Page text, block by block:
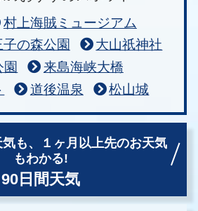
村上海賊ミュージアム
子の森公園
大山祇神社
来島海峡大橋
道後温泉 松山城
も、
１ヶ月以上先のお天気
もわかる!
90日間天気